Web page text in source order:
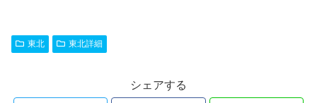
東北 東北詳細
シェアする